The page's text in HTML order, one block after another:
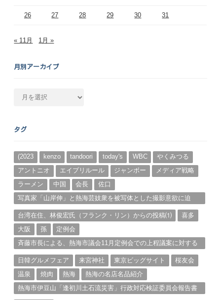
26 27 28 29 30 31
« 11月 1月 »
月別アーカイブ
カ
ブ
タグ
(2023 kenzo tandoori today's WBC
やくみつる
アントニオ
エイプリルール ジャンボー
メディア戦略
ラーメン
中国 会長
佐口
写真家「山岸伸」と熱海芸妓衆を被写体とした撮影意欲に迫
台湾在住、林俊宏氏（フランク・リン）からの投稿⑴
喜多
大阪
孫
定例会
斉藤市長による、熱海市議会11月定例会での上程議案に対する
日韓グルメフェア
来宮神社 東京ビッグサイト
桜友会
温泉
焼肉 熱海
熱海の名店名品紹介
熱海市伊豆山「逢初川土石流災害」行政対応検証委員会報告書